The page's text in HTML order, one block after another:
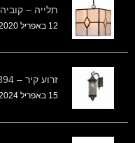
תלייה – קוביה L מחולקת
12 באפריל 2020
זרוע קיר – 525894
15 באפריל 2024